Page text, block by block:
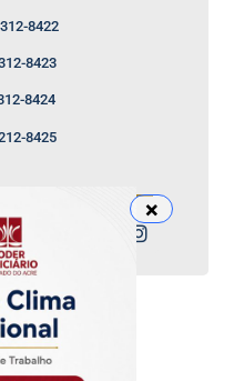
8422
8423
8424
8425